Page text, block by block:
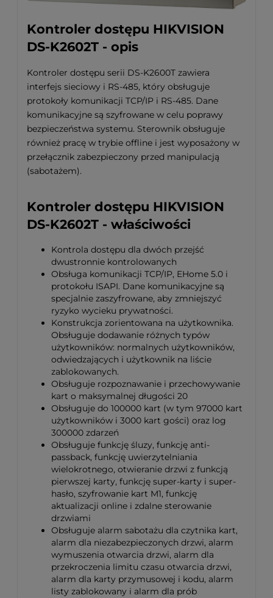
Kontroler dostępu HIKVISION
DS-K2602T - opis
Kontroler dostępu serii DS-K2600T zawiera
interfejs sieciowy i RS-485, który obsługuje
protokoły komunikacji TCP/IP i RS-485. Dane
komunikacyjne są szyfrowane w celu poprawy
bezpieczeństwa systemu. Sterownik obsługuje
również pracę w trybie offline i jest wyposażony w
przełącznik zabezpieczony przed manipulacją
(sabotażem).
Kontroler dostępu HIKVISION
DS-K2602T - właściwości
Kontrola dostępu dla dwóch przejść
dwustronnie kontrolowanych
Obsługa komunikacji TCP/IP, EHome 5.0 i
protokołu ISAPI. Dane komunikacyjne są
specjalnie zaszyfrowane, aby zmniejszyć
ryzyko wycieku prywatności.
Konstrukcja zorientowana na użytkownika.
Obsługuje dodawanie różnych typów
użytkowników: normalnych użytkowników,
odwiedzających i użytkownik na liście
zablokowanych.
Obsługuje rozpoznawanie i przechowywanie
kart o maksymalnej długości 20
Obsługuje do 100000 kart (w tym 97000 kart
użytkowników i 3000 kart gości) oraz log
300000 zdarzeń
Obsługuje funkcję śluzy, funkcję anti-
passback, funkcję uwierzytelniania
wielokrotnego, otwieranie drzwi z funkcją
pierwszej karty, funkcję super-karty i super-
hasło, szyfrowanie kart M1, funkcję
aktualizacji online i zdalne sterowanie
drzwiami
Obsługuje alarm sabotażu dla czytnika kart,
alarm dla niezabezpieczonych drzwi, alarm
wymuszenia otwarcia drzwi, alarm dla
przekroczenia limitu czasu otwarcia drzwi,
alarm dla karty przymusowej i kodu, alarm
listy zablokowany i alarm dla prób